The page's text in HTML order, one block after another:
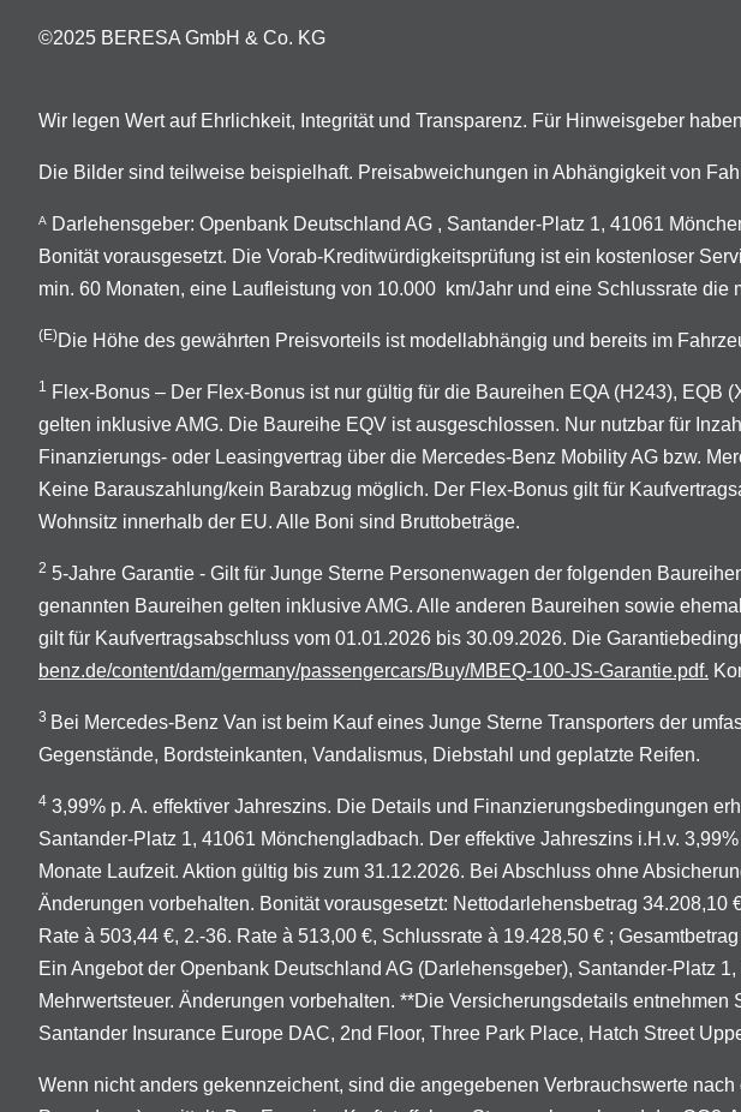
©2025 BERESA GmbH & Co. KG
Wir legen Wert auf Ehrlichkeit, Integrität und Transparenz. Für Hinweisgeber
Die Bilder sind teilweise beispielhaft. Preisabweichungen in Abhängigkeit von
A
Darlehensgeber: Openbank Deutschland AG , Santander-Platz 1, 41061
Bonität vorausgesetzt. Die Vorab-Kreditwürdigkeitsprüfung ist ein kostenloser
min. 60 Monaten, eine Laufleistung von 10.000 km/Jahr und eine Schlussrate
(E)Die Höhe des gewährten Preisvorteils ist modellabhängig und bereits im
1
Flex-Bonus – Der Flex-Bonus ist nur gültig für die Baureihen EQA (H243),
gelten inklusive AMG. Die Baureihe EQV ist ausgeschlossen. Nur nutzbar für
Finanzierungs- oder Leasingvertrag über die Mercedes-Benz Mobility AG bzw.
Keine Barauszahlung/kein Barabzug möglich. Der Flex-Bonus gilt für
Wohnsitz innerhalb der EU. Alle Boni sind Bruttobeträge.
2 5-Jahre Garantie - Gilt für Junge Sterne Personenwagen der folgenden
genannten Baureihen gelten inklusive AMG. Alle anderen Baureihen sowie
gilt für Kaufvertragsabschluss vom 01.01.2026 bis 30.09.2026. Die
benz.de/content/dam/germany/passengercars/Buy/MBEQ-100-JS-Garantie.pdf.
3 Bei Mercedes-Benz Van ist beim Kauf eines Junge Sterne Transporters der
Gegenstände, Bordsteinkanten, Vandalismus, Diebstahl und geplatzte Reifen.
4 3,99% p. A. effektiver Jahreszins. Die Details und Finanzierungsbedingungen
Santander-Platz 1, 41061 Mönchengladbach. Der effektive Jahreszins i.H.v.
Monate Laufzeit. Aktion gültig bis zum 31.12.2026. Bei Abschluss ohne
Änderungen vorbehalten. Bonität vorausgesetzt: Nettodarlehensbetrag
Rate à 503,44 €, 2.-36. Rate à 513,00 €, Schlussrate à 19.428,50 € ;
Ein Angebot der Openbank Deutschland AG (Darlehensgeber), Santander-Platz
Mehrwertsteuer. Änderungen vorbehalten. **Die Versicherungsdetails
Santander Insurance Europe DAC, 2nd Floor, Three Park Place, Hatch Street
Wenn nicht anders gekennzeichent, sind die angegebenen Verbrauchswerte